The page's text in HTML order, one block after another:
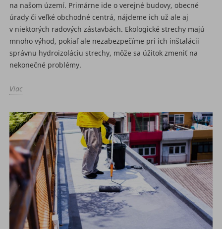
na našom území. Primárne ide o verejné budovy, obecné
úrady či veľké obchodné centrá, nájdeme ich už ale aj
v niektorých radových zástavbách. Ekologické strechy majú
mnoho výhod, pokiaľ ale nezabezpečíme pri ich inštalácii
správnu hydroizoláciu strechy, môže sa úžitok zmeniť na
nekonečné problémy.
Viac